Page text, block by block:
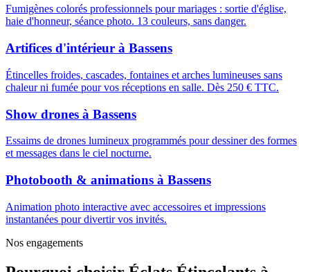
Fumigènes colorés professionnels pour mariages : sortie d'église,
haie d'honneur, séance photo. 13 couleurs, sans danger.
Artifices d'intérieur à Bassens
Étincelles froides, cascades, fontaines et arches lumineuses sans
chaleur ni fumée pour vos réceptions en salle. Dès 250 € TTC.
Show drones à Bassens
Essaims de drones lumineux programmés pour dessiner des formes
et messages dans le ciel nocturne.
Photobooth & animations à Bassens
Animation photo interactive avec accessoires et impressions
instantanées pour divertir vos invités.
Nos engagements